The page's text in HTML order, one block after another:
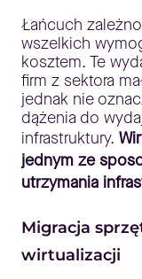
Łańcuch
wszelkich
kosztem. Te
firm z sektora
jednak nie
dążenia do
infrastruktury.
jednym ze
utrzymania
Migracja
wirtualizacji